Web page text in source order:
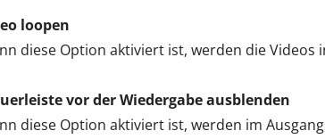
loopen
diese Option aktiviert ist, werden die
vor der Wiedergabe ausblenden
diese Option aktiviert ist, werden im